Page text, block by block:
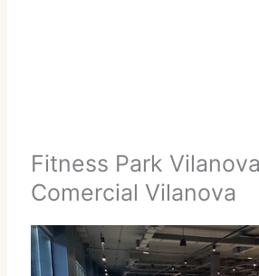
Fitness Park
Comercial Vilanova